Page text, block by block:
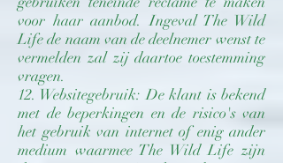
voor haar aanbod. Ingeval The Wild
Life de naam van de deelnemer wenst te
vermelden zal zij daartoe toestemming
vragen.
12. Websitegebruik: De klant is bekend
met de beperkingen en de risico's van
het gebruik van internet of enig ander
medium waarmee The Wild Life zijn